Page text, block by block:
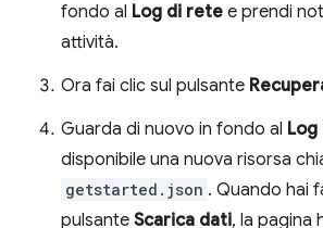
fondo al Log di rete e prendi
attività.
Ora fai clic sul pulsante
Guarda di nuovo in fondo al
disponibile una nuova risorsa
getstarted.json . Quando hai
pulsante Scarica dati, la pagina